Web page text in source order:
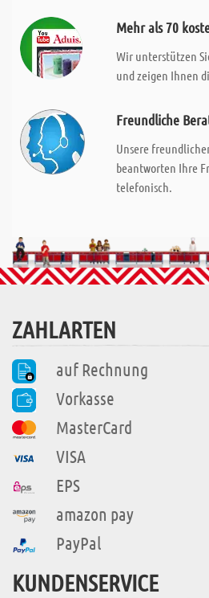
Mehr als 70
Wir unterstützen
und zeigen Ihnen
Freundliche
Unsere
beantworten Ihre
telefonisch.
ZAHLARTEN
auf Rechnung
Vorkasse
MasterCard
VISA
EPS
amazon pay
PayPal
KUNDENSERVICE